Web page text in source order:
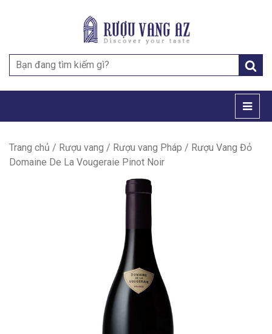
Search
for:
Trang chủ / Rượu vang / Rượu vang Pháp / Rượu Vang Đỏ
Domaine De La Vougeraie Pinot Noir